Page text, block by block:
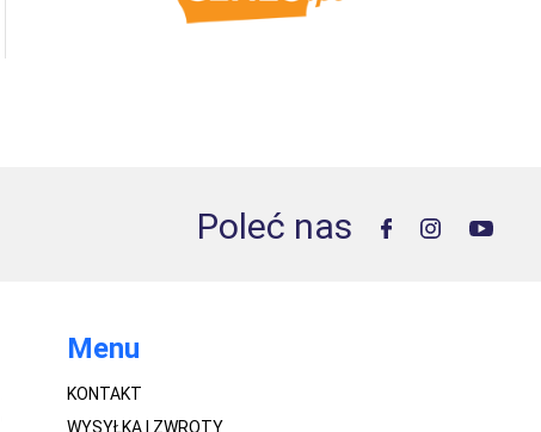
Poleć nas
Menu
KONTAKT
WYSYŁKA I ZWROTY